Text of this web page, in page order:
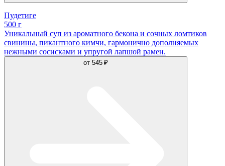
Пудетиге
500 г
Уникальный суп из ароматного бекона и сочных ломтиков
свинины, пикантного кимчи, гармонично дополняемых
нежными сосисками и упругой лапшой рамен.
от 545 ₽